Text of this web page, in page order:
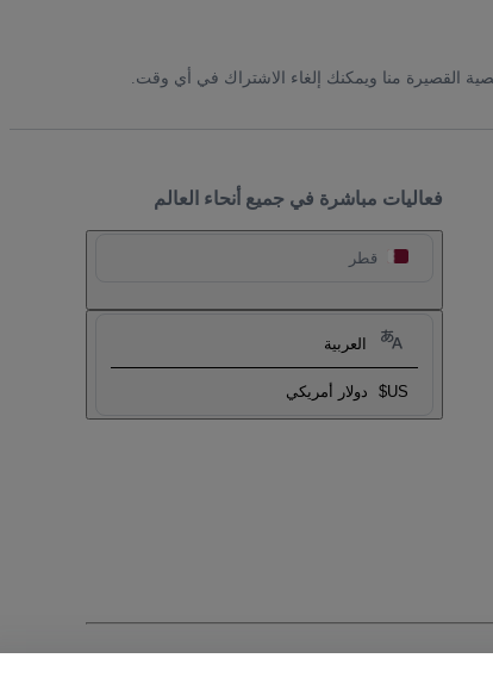
القصيرة منا ويمكنك إلغاء الاشتراك في أي وقت.
فعاليات مباشرة في جميع أنحاء العالم
قطر
العربية
US$ دولار أمريكي